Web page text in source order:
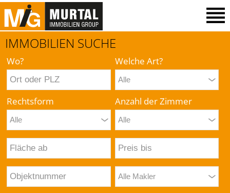
IMMOBILIEN SUCHE
Wo? Welche Art?
Rechtsform Anzahl der Zimmer